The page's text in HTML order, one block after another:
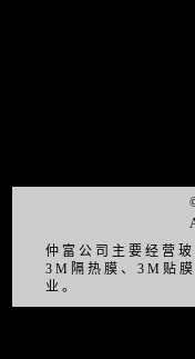
仲富公司主要经营
3M隔热膜、3M贴
业。